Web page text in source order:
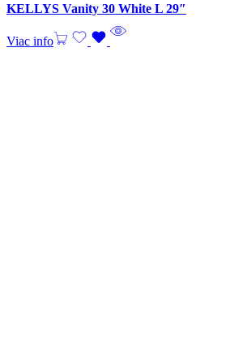
KELLYS Vanity 30 White L 29″
Viac info